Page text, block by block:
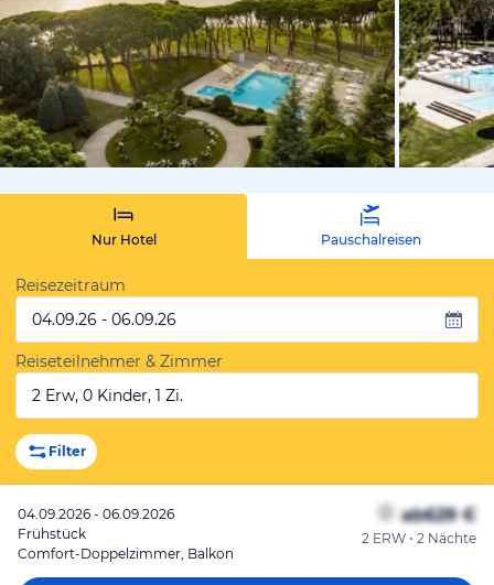
vom
Nur Hotel Pauschalreisen
Reisezeitraum
04.09.26 - 06.09.26
Reiseteilnehmer & Zimmer
2 Erw, 0 Kinder, 1 Zi.
Filter
04.09.2026 - 06.09.2026
Frühstück
Comfort-Doppelzimmer, Balkon
ab629 €
2 ERW • 2 Nächte